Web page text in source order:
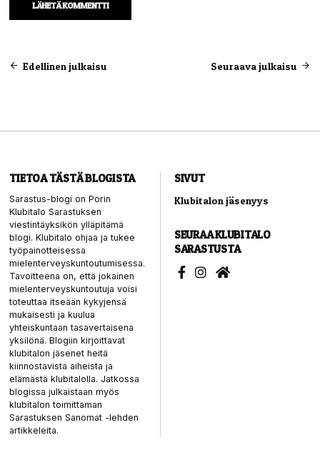
Artikkelien
Edellinen julkaisu Seuraava julkaisu
TIETOA TÄSTÄ BLOGISTA
Sarastus-blogi on Porin
Klubitalo Sarastuksen
viestintäyksikön ylläpitämä
blogi. Klubitalo ohjaa ja tukee
työpainotteisessa
mielenterveyskuntoutumisessa.
Tavoitteena on, että jokainen
mielenterveyskuntoutuja voisi
toteuttaa itseään kykyjensä
mukaisesti ja kuulua
yhteiskuntaan tasavertaisena
yksilönä. Blogiin kirjoittavat
klubitalon jäsenet heitä
kiinnostavista aiheista ja
elämästä klubitalolla. Jatkossa
blogissa julkaistaan myös
klubitalon toimittaman
Sarastuksen Sanomat -lehden
artikkeleita.
SIVUT
Klubitalon jäsenyys
SEURAA KLUBITALO
SARASTUSTA